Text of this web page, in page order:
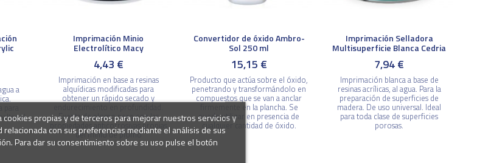
a
al
Imprimación Minio
Electrolítico Macy
4,43 €
Imprimación en base a resinas
alquídicas modificadas para
obtener un rápido secado y
Exenta de plomo pero con las
propiedades anticorrosivas propias
del minio de plomo
Convertidor de óxido Ambro-
Sol 250 ml
15,15 €
Producto que actúa sobre el óxido,
penetrando y transformándolo en
compuestos que se van a anclar
firmemente en la plancha. Se
puede utilizar en presencia de
cualquier cantidad de óxido.
Imprimación Selladora
Multisuperficie Blanca Cedria
7,94 €
Imprimación blanca a base de
resinas acrílicas, al agua. Para la
preparación de superficies de
madera. De uso universal. Ideal
para toda clase de superficies
porosas.
cookies propias y de terceros para mejorar nuestros servicios y
relacionada con sus preferencias mediante el análisis de sus
Para dar su consentimiento sobre su uso pulse el botón